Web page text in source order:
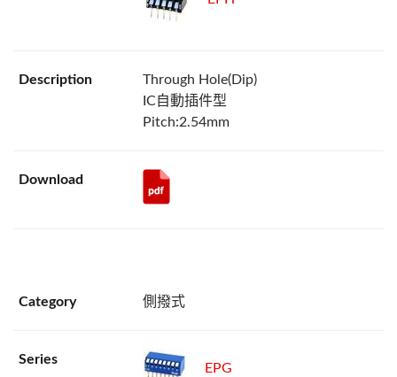
Through Hole(Dip)
IC自動插件型
Pitch:2.54mm
側撥式
EPG